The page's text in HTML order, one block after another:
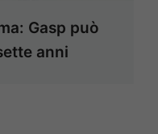
Gasp può
anni